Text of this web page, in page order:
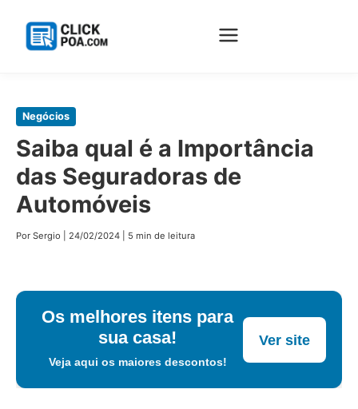
Pular
conteúdo
principal
Negócios
Saiba qual é a Importância
das Seguradoras de
Automóveis
Por Sergio 24/02/2024 5 min de leitura
Os melhores itens para
sua casa!
Veja aqui os maiores descontos!
Ver site